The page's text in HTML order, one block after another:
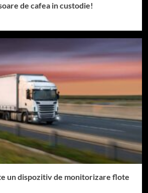
de cafea in custodie!
un dispozitiv de monitorizare flote